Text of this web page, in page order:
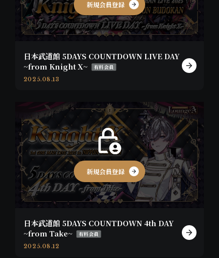
新規会員登録
日本武道館 5DAYS COUNTDOWN LIVE DAY
~from Knight X~
有料会員
2025.08.13
新規会員登録
日本武道館 5DAYS COUNTDOWN 4th DAY
~from Take~
有料会員
2025.08.12